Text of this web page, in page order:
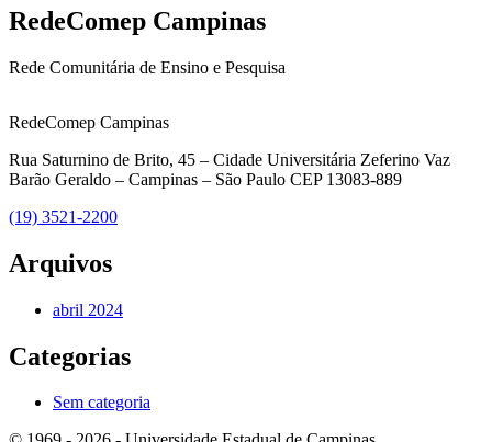
RedeComep Campinas
Rede Comunitária de Ensino e Pesquisa
RedeComep Campinas
Rua Saturnino de Brito, 45 – Cidade Universitária Zeferino Vaz
Barão Geraldo – Campinas – São Paulo CEP 13083-889
(19) 3521-2200
Arquivos
abril 2024
Categorias
Sem categoria